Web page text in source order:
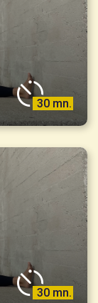
30 mn.
30 mn.